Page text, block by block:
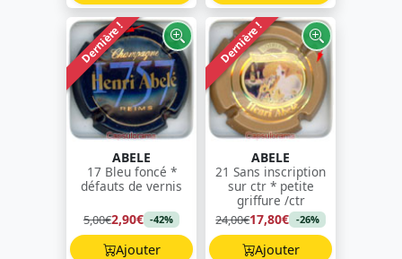
Dernière !
ABELE
17 Bleu foncé *
défauts de vernis
5,00€2,90€ -42%
Ajouter
Dernière !
ABELE
21 Sans inscription
sur ctr * petite
griffure /ctr
24,00€17,80€ -26%
Ajouter